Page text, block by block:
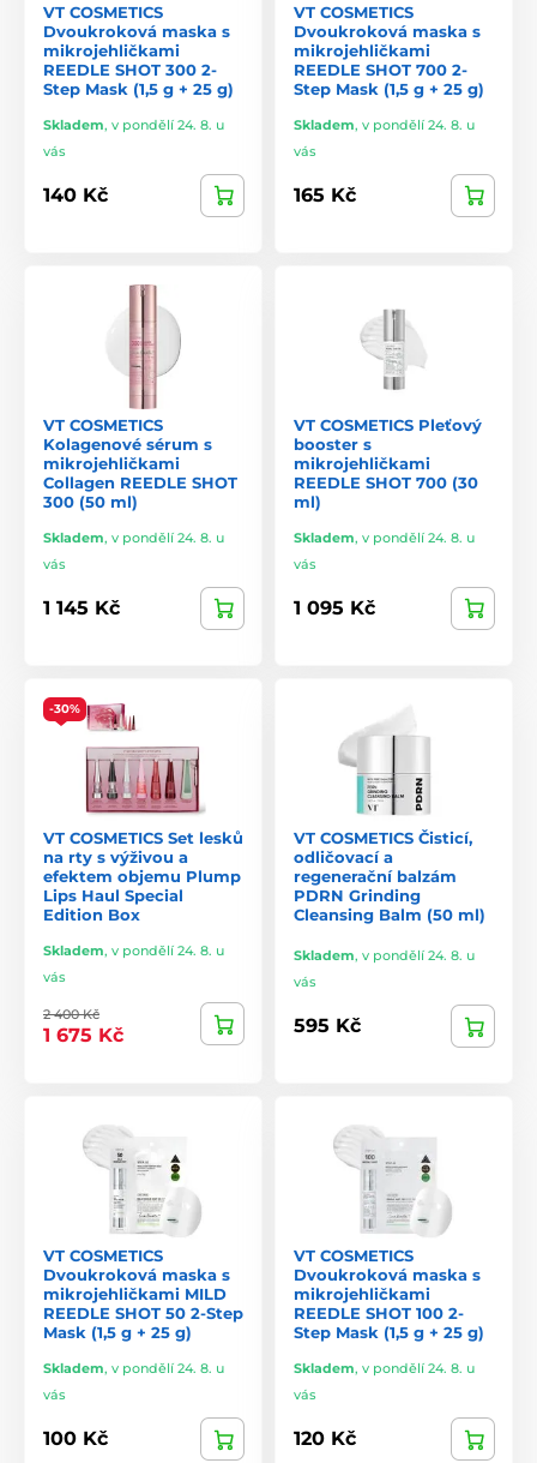
VT COSMETICS
Dvoukroková maska s
mikrojehličkami
REEDLE SHOT 300 2-
Step Mask (1,5 g + 25 g)
Skladem, v pondělí 24. 8. u
vás
140 Kč
VT COSMETICS
Dvoukroková maska s
mikrojehličkami
REEDLE SHOT 700 2-
Step Mask (1,5 g + 25 g)
Skladem, v pondělí 24. 8. u
vás
165 Kč
VT COSMETICS
Kolagenové sérum s
mikrojehličkami
Collagen REEDLE SHOT
300 (50 ml)
Skladem, v pondělí 24. 8. u
vás
1 145 Kč
VT COSMETICS Pleťový
booster s
mikrojehličkami
REEDLE SHOT 700 (30
ml)
Skladem, v pondělí 24. 8. u
vás
1 095 Kč
-30%
VT COSMETICS Set lesků
na rty s výživou a
efektem objemu Plump
Lips Haul Special
Edition Box
Skladem, v pondělí 24. 8. u
vás
2 400 Kč
1 675 Kč
VT COSMETICS Čisticí,
odličovací a
regenerační balzám
PDRN Grinding
Cleansing Balm (50 ml)
Skladem, v pondělí 24. 8. u
vás
595 Kč
VT COSMETICS
Dvoukroková maska s
mikrojehličkami MILD
REEDLE SHOT 50 2-Step
Mask (1,5 g + 25 g)
Skladem, v pondělí 24. 8. u
vás
100 Kč
VT COSMETICS
Dvoukroková maska s
mikrojehličkami
REEDLE SHOT 100 2-
Step Mask (1,5 g + 25 g)
Skladem, v pondělí 24. 8. u
vás
120 Kč